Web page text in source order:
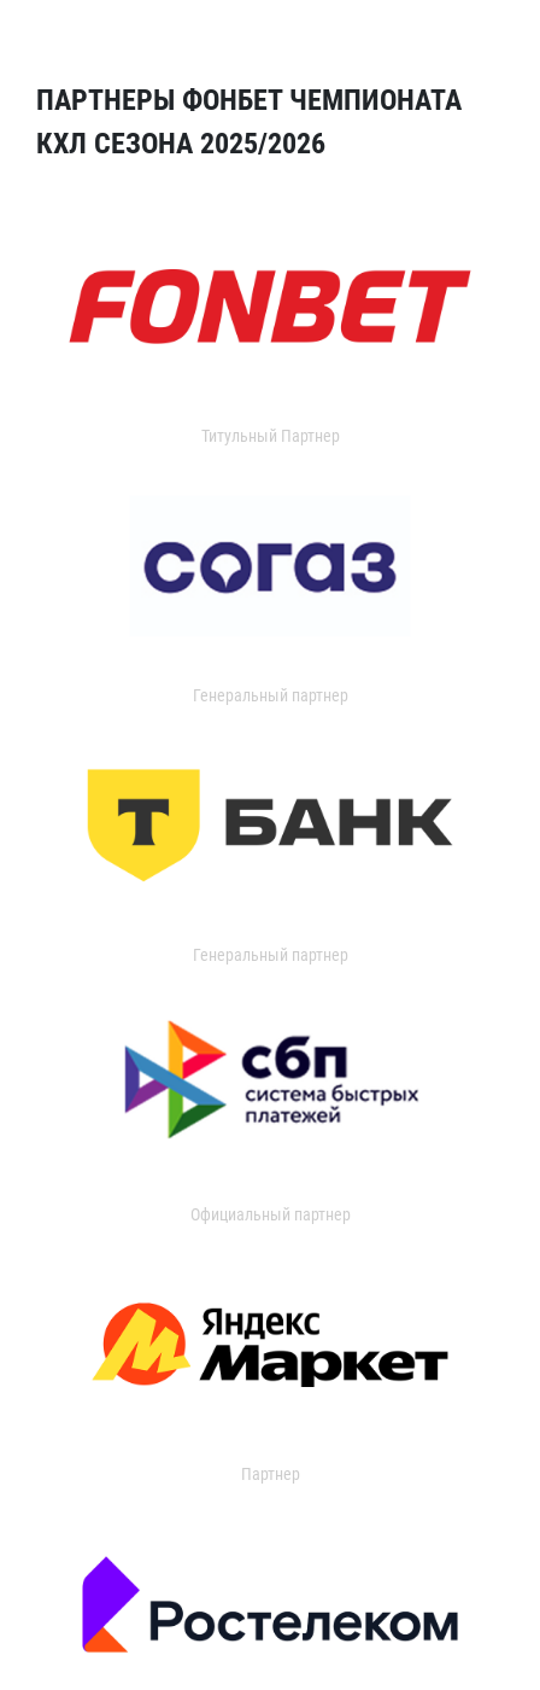
ПАРТНЕРЫ ФОНБЕТ ЧЕМПИОНАТА
КХЛ СЕЗОНА 2025/2026
Титульный Партнер
Генеральный партнер
Генеральный партнер
Официальный партнер
Партнер